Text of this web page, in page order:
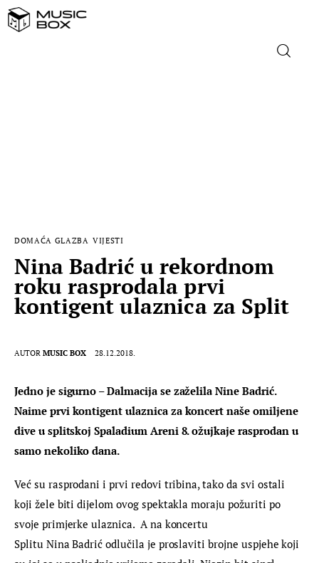
MUSIC BOX
DOMAĆA GLAZBA VIJESTI
Nina Badrić u rekordnom
roku rasprodala prvi
kontigent ulaznica za Split
AUTOR MUSIC BOX 28.12.2018.
Jedno je sigurno – Dalmacija se zaželila Nine Badrić.
Naime prvi kontigent ulaznica za koncert naše omiljene
dive u splitskoj Spaladium Areni 8. ožujkaje rasprodan u
samo nekoliko dana.
Već su rasprodani i prvi redovi tribina, tako da svi ostali
koji žele biti dijelom ovog spektakla moraju požuriti po
svoje primjerke ulaznica.  A na koncertu
Splitu Nina Badrić odlučila je proslaviti brojne uspjehe koji